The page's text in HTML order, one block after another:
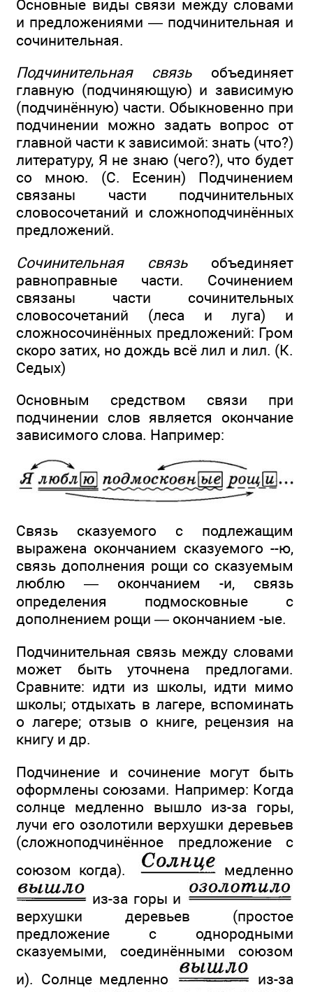
Основные виды связи между словами
и предложениями — подчинительная и
сочинительная.
Подчинительная связь объединяет
главную (подчиняющую) и зависимую
(подчинённую) части. Обыкновенно при
подчинении можно задать вопрос от
главной части к зависимой: знать (что?)
литературу, Я не знаю (чего?), что будет
со мною. (С. Есенин) Подчинением
связаны части подчинительных
словосочетаний и сложноподчинённых
предложений.
Сочинительная связьобъединяет
равноправные части. Сочинением
связаны части сочинительных
словосочетаний (леса и луга) и
сложносочинённых предложений: Гром
скоро затих, но дождь всё лил и лил. (К.
Седых)
Основным средством связи при
подчинении слов является окончание
зависимого слова. Например:
Связь сказуемого с подлежащим
выражена окончанием сказуемого --ю,
связь дополнения рощи со сказуемым
люблю — окончанием -и, связь
определения подмосковные с
дополнением рощи — окончанием -ые.
Подчинительная связь между словами
может быть уточнена предлогами.
Сравните: идти из школы, идти мимо
школы; отдыхать в лагере, вспоминать
о лагере; отзыв о книге, рецензия на
книгу и др.
Подчинение и сочинение могут быть
оформлены союзами. Например: Когда
солнце медленно вышло из-за горы,
лучи его озолотили верхушки деревьев
(сложноподчинённое предложение с
союзом когда).
медленно
из-за горы и
верхушки деревьев (простое
предложение с однородными
сказуемыми, соединёнными союзом
и). Солнце медленно
из-за